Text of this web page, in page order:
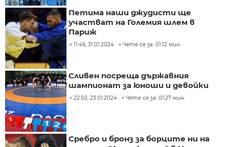
Петима наши джудисти ще
участват на Големия шлем в
Париж
11:46, 31.01.2024 Чете се за: 01:12 мин.
Сливен посреща държавния
шампионат за юноши и девойки
22:50, 23.01.2024 Чете се за: 01:27 мин.
Сребро и бронз за борците ни на